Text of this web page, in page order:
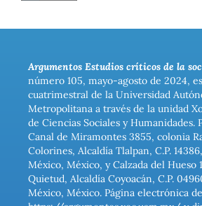
Argumentos Estudios críticos de la
número 105, mayo-agosto de 2024,
cuatrimestral de la Universidad
Metropolitana a través de la unidad
de Ciencias Sociales y Humanidades.
Canal de Miramontes 3855, colonia
Colorines, Alcaldía Tlalpan, C.P.
México, México, y Calzada del Hueso
Quietud, Alcaldía Coyoacán, C.P.
México, México. Página electrónica